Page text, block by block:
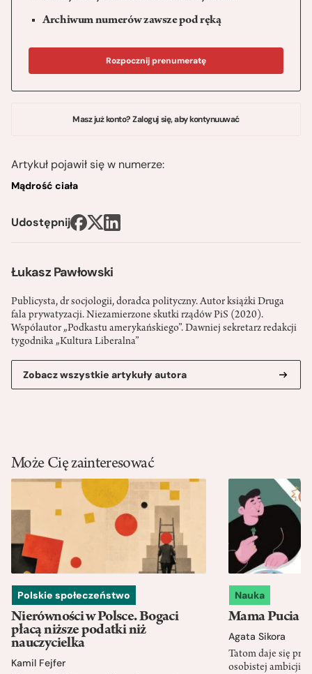
Łukasz Pawłowski
Publicysta, dr socjologii, doradca polityczny. Autor książki Druga
fala prywatyzacji. Niezamierzone skutki rządów PiS (2020).
Współautor „Podkastu amerykańskiego”. Dawniej sekretarz redakcji
tygodnika „Kultura Liberalna”
Zobacz wszystkie artykuły autora
Archiwum numerów zawsze pod ręką
Rozpocznij prenumeratę
Masz już konto? Zaloguj się, aby kontynuuwać
Artykuł pojawił się w numerze:
Mądrość ciała
Udostępnij
Może Cię zainteresować
Polskie społeczeństwo
Nierówności w Polsce. Bogaci
płacą niższe podatki niż
nauczycielka
Kamil Fejfer
Nauka
Mama Pucia
Agata Sikora
Tatom daje się
osobistej ambicji,